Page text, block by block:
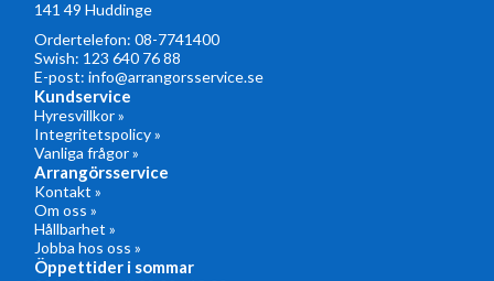
141 49 Huddinge
Ordertelefon: 08-7741400
Swish: 123 640 76 88
E-post: info@arrangorsservice.se
Kundservice
Hyresvillkor »
Integritetspolicy »
Vanliga frågor »
Arrangörsservice
Kontakt »
Om oss »
Hållbarhet »
Jobba hos oss »
Öppettider i sommar